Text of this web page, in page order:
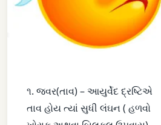
૧. જવર(તાવ) – આયુર્વેદ દ્રષ્ટિએ
તાવ હોય ત્યાં સુધી લંઘન ( હળવો
તાવ
બિલકુલ ઉપવાસ
રસવંતી ચૂર્ણનો લેપ